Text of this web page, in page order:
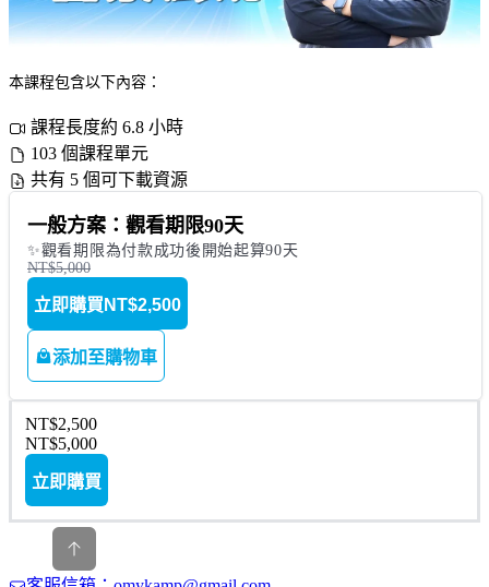
本課程包含以下內容：
課程長度約 6.8 小時
103 個課程單元
共有 5 個可下載資源
一般方案：觀看期限90天
✨觀看期限為付款成功後開始起算90天
NT$5,000
立即購買 NT$2,500
添加至購物車
NT$2,500
NT$5,000
立即購買